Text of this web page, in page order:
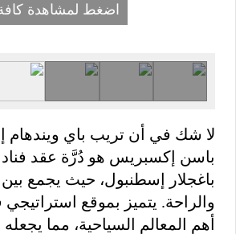
اضغط لمشاهدة
لا شك في أن تريب باي ويندهام
باسن إكسبريس هو دُرَّة عقد
باغجلار إسطنبول، حيث يجمع بين
والراحة. يتميز بموقع
أهم المعالم السياحية، مما يجعله